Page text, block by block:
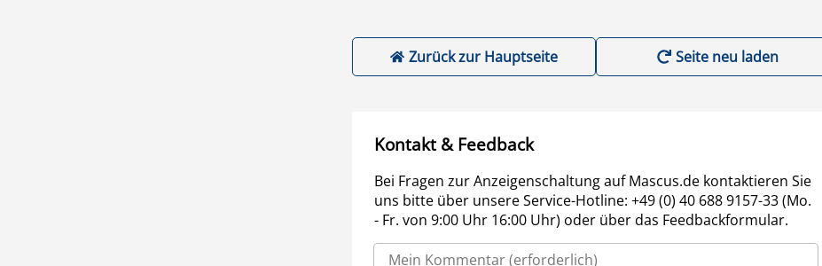
Zurück zur Hauptseite Seite neu laden
Kontakt & Feedback
Bei Fragen zur Anzeigenschaltung auf Mascus.de kontaktieren Sie
uns bitte über unsere Service-Hotline: +49 (0) 40 688 9157-33 (Mo.
- Fr. von 9:00 Uhr 16:00 Uhr) oder über das Feedbackformular.